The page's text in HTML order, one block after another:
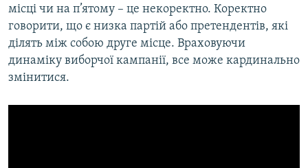
місці чи на п’ятому – це некоректно. Коректно
говорити, що є низка партій або претендентів, які
ділять між собою друге місце. Враховуючи
динаміку виборчої кампанії, все може кардинально
змінитися.